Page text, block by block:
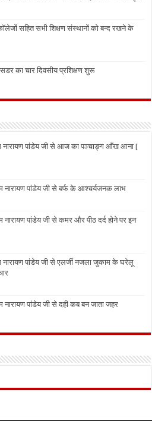
सहित सभी शिक्षण संस्थानों को बन्द रखने के
का चार दिवसीय प्रशिक्षण शुरू
नारायण पांडेय जी से आज का पञ्चाङ्ग आँख आना [
नारायण पांडेय जी से बर्फ के आश्चर्यजनक लाभ
नारायण पांडेय जी से कमर और पीठ दर्द होने पर इन
नारायण पांडेय जी से एलर्जी नजला जुकाम के घरेलू
नारायण पांडेय जी से दही कब बन जाता जहर